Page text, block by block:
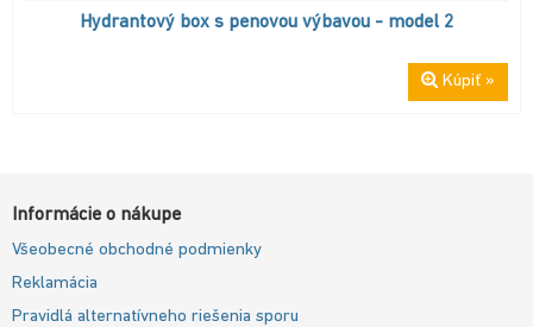
Hydrantový box s penovou výbavou - model 2
Kúpiť »
Informácie o nákupe
Všeobecné obchodné podmienky
Reklamácia
Pravidlá alternatívneho riešenia sporu